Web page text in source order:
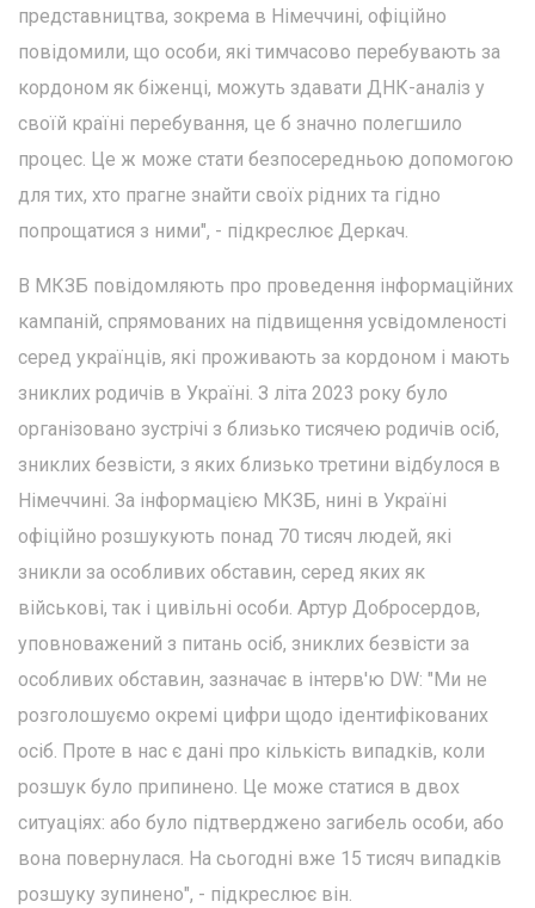
представництва, зокрема в Німеччині, офіційно
повідомили, що особи, які тимчасово перебувають за
кордоном як біженці, можуть здавати ДНК-аналіз у
своїй країні перебування, це б значно полегшило
процес. Це ж може стати безпосередньою допомогою
для тих, хто прагне знайти своїх рідних та гідно
попрощатися з ними", - підкреслює Деркач.
В МКЗБ повідомляють про проведення інформаційних
кампаній, спрямованих на підвищення усвідомленості
серед українців, які проживають за кордоном і мають
зниклих родичів в Україні. З літа 2023 року було
організовано зустрічі з близько тисячею родичів осіб,
зниклих безвісти, з яких близько третини відбулося в
Німеччині. За інформацією МКЗБ, нині в Україні
офіційно розшукують понад 70 тисяч людей, які
зникли за особливих обставин, серед яких як
військові, так і цивільні особи. Артур Добросердов,
уповноважений з питань осіб, зниклих безвісти за
особливих обставин, зазначає в інтерв'ю DW: "Ми не
розголошуємо окремі цифри щодо ідентифікованих
осіб. Проте в нас є дані про кількість випадків, коли
розшук було припинено. Це може статися в двох
ситуаціях: або було підтверджено загибель особи, або
вона повернулася. На сьогодні вже 15 тисяч випадків
розшуку зупинено", - підкреслює він.